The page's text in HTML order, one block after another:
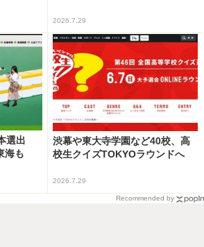
2026.7.29
選出
海も
渋幕や東大寺学園など40校、高
校生クイズTOKYOラウンドへ
2026.7.29
Recommended by